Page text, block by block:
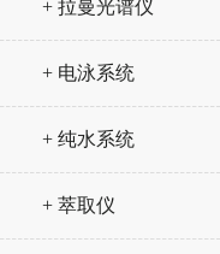
+ 拉曼光谱仪
+ 电泳系统
+ 纯水系统
+ 萃取仪